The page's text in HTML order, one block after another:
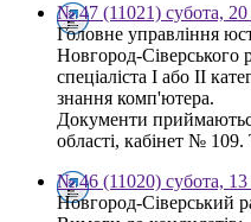
№ 47 (11021) субота,
Головне управління
Новгород-Сіверського
спеціаліста І або ІІ
знання комп'ютера.
Документи
області, кабінет №
№ 46 (11020) субота,
Новгород-